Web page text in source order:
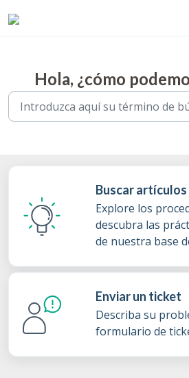
Hola, ¿cómo
Buscar artículos
Explore los
descubra las
de nuestra base
Enviar un ticket
Describa su
formulario de